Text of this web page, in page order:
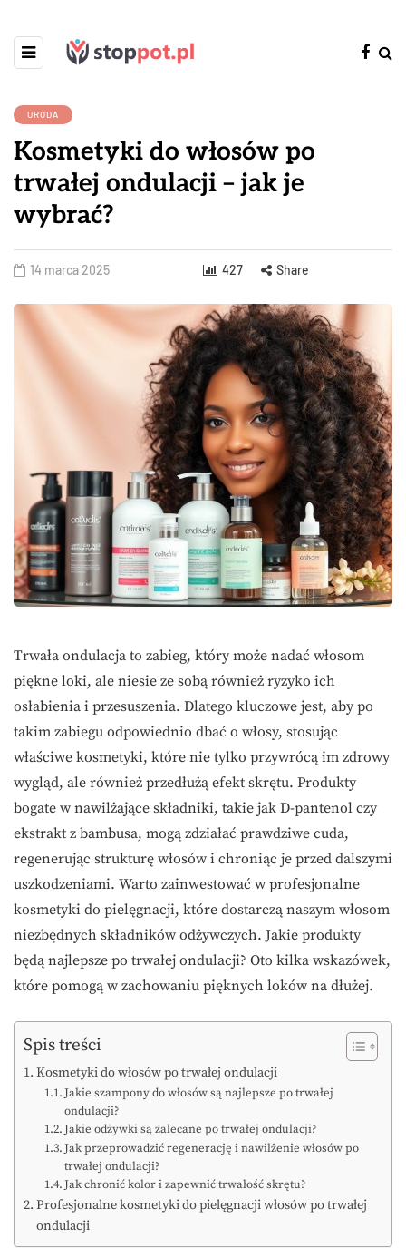
URODA
Kosmetyki do włosów po
trwałej ondulacji – jak je
wybrać?
14 marca 2025 427 Share
Trwała ondulacja to zabieg, który może nadać włosom
piękne loki, ale niesie ze sobą również ryzyko ich
osłabienia i przesuszenia. Dlatego kluczowe jest, aby po
takim zabiegu odpowiednio dbać o włosy, stosując
właściwe kosmetyki, które nie tylko przywrócą im zdrowy
wygląd, ale również przedłużą efekt skrętu. Produkty
bogate w nawilżające składniki, takie jak D-pantenol czy
ekstrakt z bambusa, mogą zdziałać prawdziwe cuda,
regenerując strukturę włosów i chroniąc je przed dalszymi
uszkodzeniami. Warto zainwestować w profesjonalne
kosmetyki do pielęgnacji, które dostarczą naszym włosom
niezbędnych składników odżywczych. Jakie produkty
będą najlepsze po trwałej ondulacji? Oto kilka wskazówek,
które pomogą w zachowaniu pięknych loków na dłużej.
Spis treści
Kosmetyki do włosów po trwałej ondulacji
Jakie szampony do włosów są najlepsze po trwałej
ondulacji?
Jakie odżywki są zalecane po trwałej ondulacji?
Jak przeprowadzić regenerację i nawilżenie włosów po
trwałej ondulacji?
Jak chronić kolor i zapewnić trwałość skrętu?
Profesjonalne kosmetyki do pielęgnacji włosów po trwałej
ondulacji